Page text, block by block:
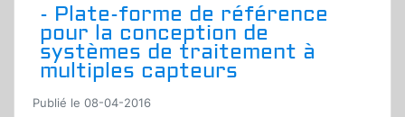
- Plate-forme de référence
pour la conception de
systèmes de traitement à
multiples capteurs
Publié le 08-04-2016